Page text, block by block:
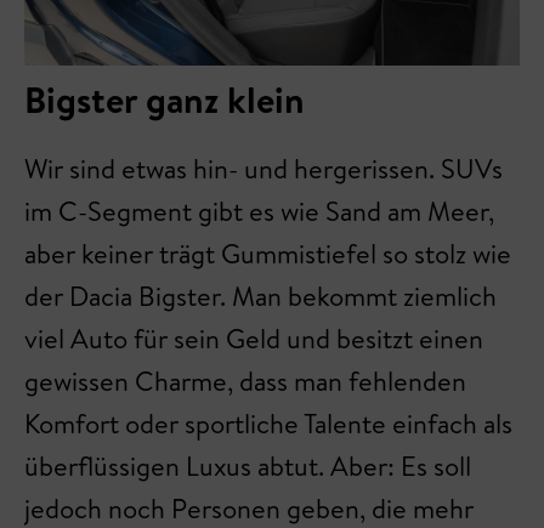
Bigster ganz klein
Wir sind etwas hin- und hergerissen. SUVs
im C-Segment gibt es wie Sand am Meer,
aber keiner trägt Gummistiefel so stolz wie
der Dacia Bigster. Man bekommt ziemlich
viel Auto für sein Geld und besitzt einen
gewissen Charme, dass man fehlenden
Komfort oder sportliche Talente einfach als
überflüssigen Luxus abtut. Aber: Es soll
jedoch noch Personen geben, die mehr